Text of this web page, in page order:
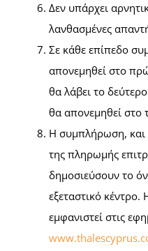
Δεν υπάρχει
λανθασμένες
Σε κάθε επίπεδο
απονεμηθεί στο
θα λάβει το
θα απονεμηθεί στο
Η συμπλήρωση, και
της πληρωμής
δημοσιεύσουν το
εξεταστικό
εμφανιστεί στις